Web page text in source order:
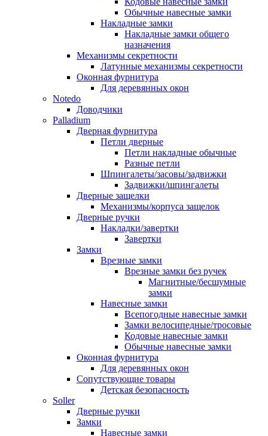
Обычные навесные замки
Накладные замки
Накладные замки общего
назначения
Механизмы секретности
Латунные механизмы секретности
Оконная фурнитура
Для деревянных окон
Notedo
Доводчики
Palladium
Дверная фурнитура
Петли дверные
Петли накладные обычные
Разные петли
Шпингалеты/засовы/задвижки
Задвижки/шпингалеты
Дверные защелки
Механизмы/корпуса защелок
Дверные ручки
Накладки/завертки
Завертки
Замки
Врезные замки
Врезные замки без ручек
Магнитные/бесшумные
замки
Навесные замки
Всепогодные навесные замки
Замки велосипедные/тросовые
Кодовые навесные замки
Обычные навесные замки
Оконная фурнитура
Для деревянных окон
Сопутствующие товары
Детская безопасность
Soller
Дверные ручки
Замки
Навесные замки